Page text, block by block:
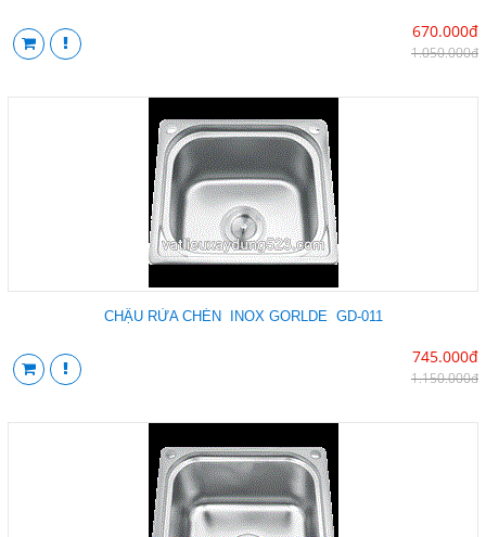
670.000đ
1.050.000đ
CHẬU RỬA CHÉN INOX GORLDE GD-011
745.000đ
1.150.000đ